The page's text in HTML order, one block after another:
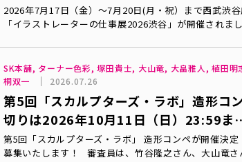
2026年7月17日（金）～7月20日(月・祝）まで西武渋
「イラストレーターの仕事展2026渋谷」が開催されま
SK本舗, ターナー色彩, 塚田貴士, 大山竜, 大畠雅人, 植田
桐双一
2026.07.26
第5回「スカルプターズ・ラボ」造形コ
切りは2026年10月11日（日）23:59ま
第5回「スカルプターズ・ラボ」 造形コンペが開催決
募集いたします！ 審査員は、竹谷隆之さん、大山竜